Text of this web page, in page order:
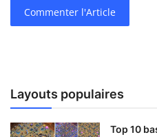
Commenter l'Article
Layouts populaires
Top 10